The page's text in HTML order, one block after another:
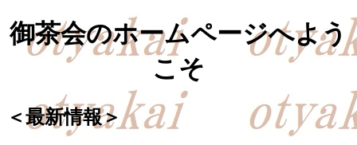
御茶会のホームページへよう
こそ
＜最新情報＞